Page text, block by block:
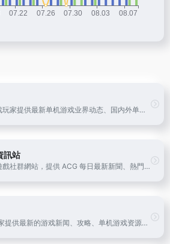
游侠网为单机游戏玩家提供最新单机游戏业界动态、国内外单机游戏下载、单机游戏补丁、单机游戏攻略秘籍、单机游戏专题等内容。坚守单机阵地，弘扬单机文化！
訊站
華人最大動漫及遊戲社群網站，提供 ACG 每日最新新聞、熱門排行榜，以及豐富的討論交流空間，還有精采的個人影音實況、部落格文章。
3DM游戏网为玩家提供最新的游戏新闻、攻略、单机游戏资源、汉化资源、游戏补丁、游戏论坛等，经过多年努力已成为游戏玩家首要选择的游戏资讯、游戏资源网站。